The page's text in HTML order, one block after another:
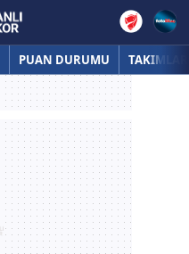
PUAN DURUMU TAKIMLAR